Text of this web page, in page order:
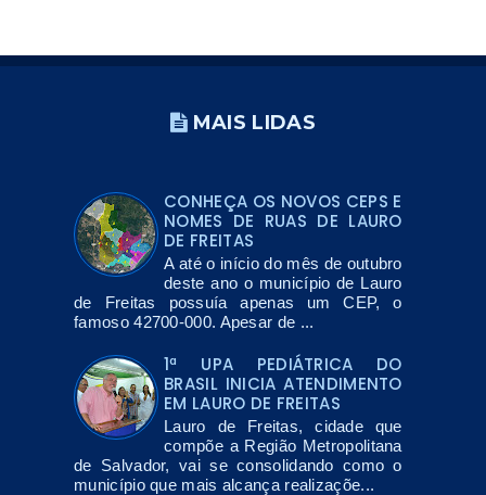
MAIS LIDAS
CONHEÇA OS NOVOS CEPS E
NOMES DE RUAS DE LAURO
DE FREITAS
A até o início do mês de outubro
deste ano o município de Lauro
de Freitas possuía apenas um CEP, o
famoso 42700-000. Apesar de ...
1ª UPA PEDIÁTRICA DO
BRASIL INICIA ATENDIMENTO
EM LAURO DE FREITAS
Lauro de Freitas, cidade que
compõe a Região Metropolitana
de Salvador, vai se consolidando como o
município que mais alcança realizaçõe...